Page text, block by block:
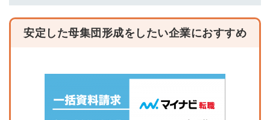
安定した母集団形成をしたい企業におすすめ